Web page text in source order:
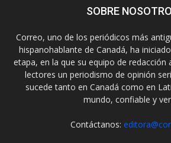
SOBRE
Correo, uno de los periódicos más
hispanohablante de Canadá, ha
etapa, en la que su equipo de redacción
lectores un periodismo de opinión
sucede tanto en Canadá como en
mundo, confiable y
Contáctanos: